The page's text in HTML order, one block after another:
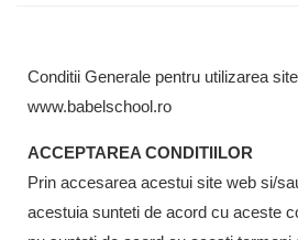
Conditii Generale pentru utilizarea
www.babelschool.ro
ACCEPTAREA CONDITIILOR
Prin accesarea acestui site web si/
acestuia sunteti de acord cu aceste